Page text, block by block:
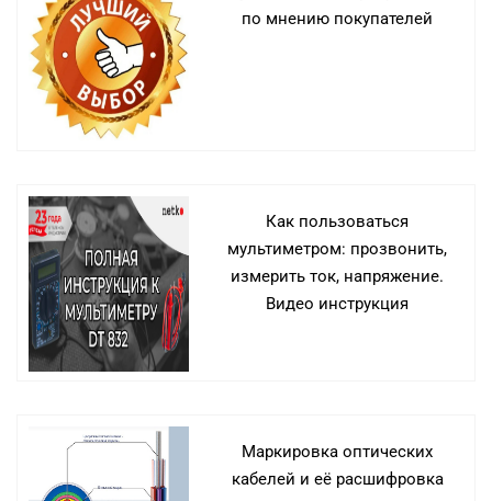
по мнению покупателей
Как пользоваться
мультиметром: прозвонить,
измерить ток, напряжение.
Видео инструкция
Маркировка оптических
кабелей и её расшифровка